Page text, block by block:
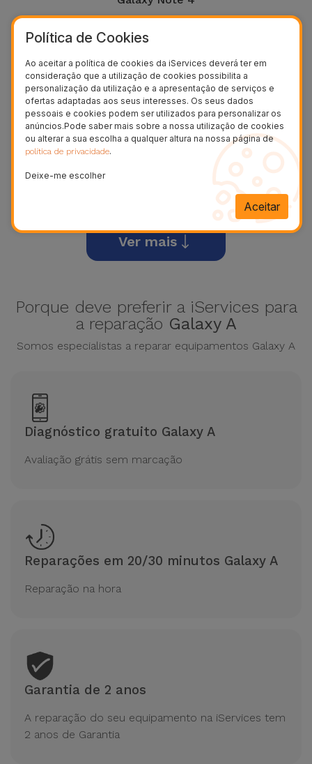
Ver mais
Porque deve preferir a iServices para
a reparação Galaxy A
Somos especialistas a reparar equipamentos Galaxy A
Diagnóstico gratuito Galaxy A
Avaliação grátis sem marcação
Reparações em 20/30 minutos Galaxy A
Reparação na hora
Garantia de 2 anos
A reparação do seu equipamento na iServices tem
2 anos de Garantia
Política de Cookies
Ao aceitar a política de cookies da iServices deverá ter em
consideração que a utilização de cookies possibilita a
personalização da utilização e a apresentação de serviços e
ofertas adaptadas aos seus interesses. Os seus dados
pessoais e cookies podem ser utilizados para personalizar os
anúncios.Pode saber mais sobre a nossa utilização de cookies
ou alterar a sua escolha a qualquer altura na nossa página de
política de privacidade.
Deixe-me escolher
Aceitar